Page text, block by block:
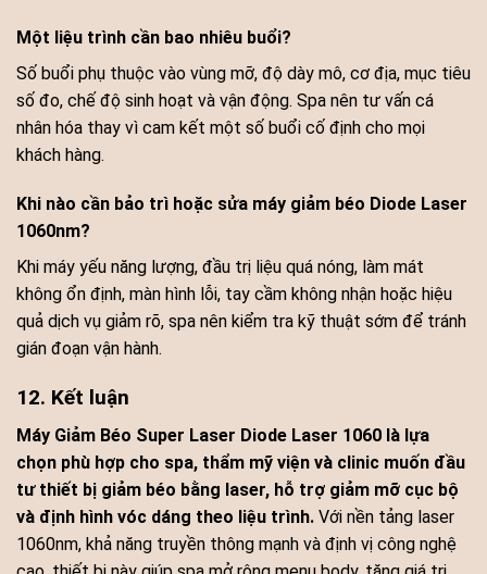
Một liệu trình cần bao nhiêu buổi?
Số buổi phụ thuộc vào vùng mỡ, độ dày mô, cơ địa, mục tiêu
số đo, chế độ sinh hoạt và vận động. Spa nên tư vấn cá
nhân hóa thay vì cam kết một số buổi cố định cho mọi
khách hàng.
Khi nào cần bảo trì hoặc sửa máy giảm béo Diode Laser
1060nm?
Khi máy yếu năng lượng, đầu trị liệu quá nóng, làm mát
không ổn định, màn hình lỗi, tay cầm không nhận hoặc hiệu
quả dịch vụ giảm rõ, spa nên kiểm tra kỹ thuật sớm để tránh
gián đoạn vận hành.
12. Kết luận
Máy Giảm Béo Super Laser Diode Laser 1060 là lựa
chọn phù hợp cho spa, thẩm mỹ viện và clinic muốn đầu
tư thiết bị giảm béo bằng laser, hỗ trợ giảm mỡ cục bộ
và định hình vóc dáng theo liệu trình. Với nền tảng laser
1060nm, khả năng truyền thông mạnh và định vị công nghệ